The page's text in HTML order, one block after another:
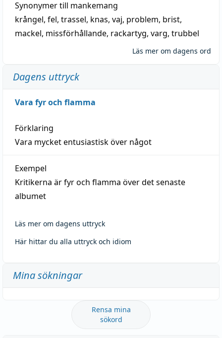
Synonymer till mankemang
krångel, fel, trassel, knas, vaj, problem, brist,
mackel, missförhållande, rackartyg, varg, trubbel
Läs mer om dagens ord
Dagens uttryck
Vara fyr och flamma
Förklaring
Vara mycket entusiastisk över något
Exempel
Kritikerna är fyr och flamma över det senaste
albumet
Läs mer om dagens uttryck
Här hittar du alla uttryck och idiom
Mina sökningar
Rensa mina
sökord